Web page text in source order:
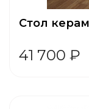
Стол
41 700 ₽